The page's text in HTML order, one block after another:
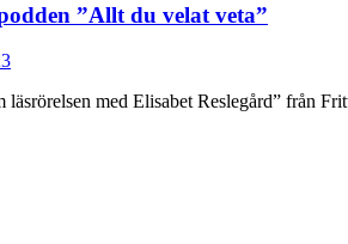
”Allt du velat veta”
läsrörelsen med Elisabet Reslegård” från